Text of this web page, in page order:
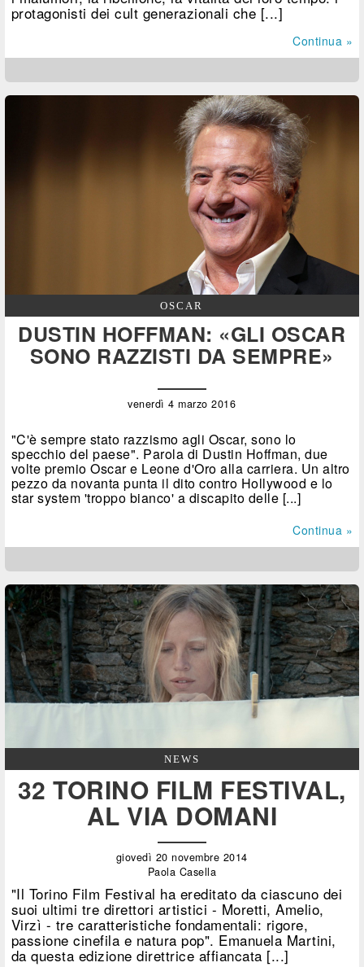
protagonisti dei cult generazionali che [...]
Continua »
OSCAR
DUSTIN HOFFMAN: «GLI OSCAR
SONO RAZZISTI DA SEMPRE»
venerdì 4 marzo 2016
"C'è sempre stato razzismo agli Oscar, sono lo
specchio del paese". Parola di Dustin Hoffman, due
volte premio Oscar e Leone d'Oro alla carriera. Un altro
pezzo da novanta punta il dito contro Hollywood e lo
star system 'troppo bianco' a discapito delle [...]
Continua »
NEWS
32 TORINO FILM FESTIVAL,
AL VIA DOMANI
giovedì 20 novembre 2014
Paola Casella
"Il Torino Film Festival ha ereditato da ciascuno dei
suoi ultimi tre direttori artistici - Moretti, Amelio,
Virzì - tre caratteristiche fondamentali: rigore,
passione cinefila e natura pop". Emanuela Martini,
da questa edizione direttrice affiancata [...]